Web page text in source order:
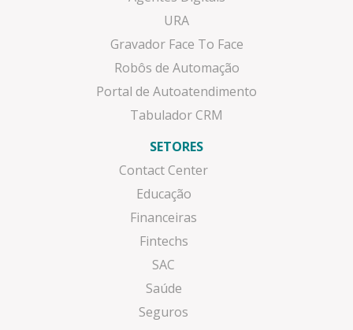
URA
Gravador Face To Face
Robôs de Automação
Portal de Autoatendimento
Tabulador CRM
SETORES
Contact Center
Educação
Financeiras
Fintechs
SAC
Saúde
Seguros